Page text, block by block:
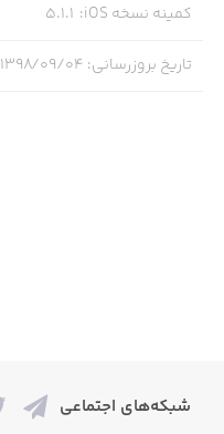
کمینه نسخه iOS :
5.1.1
تاریخ بروزرسانی: ۱۳۹۸/۰۹/۰۴
شبکه‌های اجتماعی